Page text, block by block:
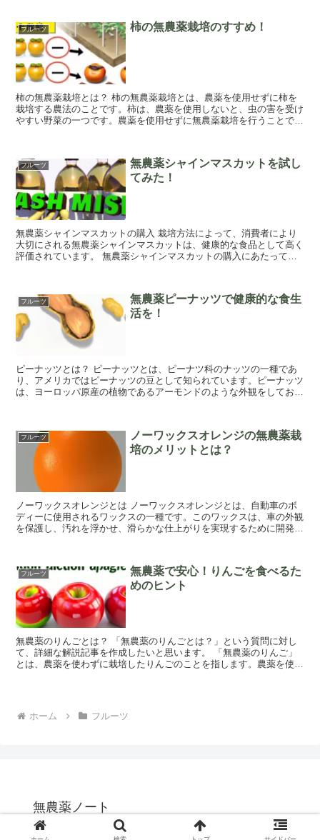
フルーツ 柿の無農薬栽培のすすめ！
柿の無農薬栽培とは？ 柿の無農薬栽培とは、農薬を使用せずに柿を
栽培する農法のことです。柿は、農薬を使用しないと、虫の害を受け
やすい野菜の一つです。農薬を使用せずに無農薬栽培を行うことで、
フルーツ
無農薬シャインマスカットを試し
てみた！
無農薬シャインマスカットの購入 栽培方法によって、消費者により
大切にされる無農薬シャインマスカットは、健康的な食品として高く
評価されています。 無農薬シャインマスカットの購入にあたって
フルーツ
無農薬ピーナッツで健康的な食生
活を！
ピーナッツとは？ ピーナッツとは、ピーナツ科のナッツの一種であ
り、アメリカではピーナッツの豆として知られています。ピーナッツ
は、ヨーロッパ原産の植物であるアーモンドのような外観をしてお
フルーツ
ノーワックスオレンジの無農薬栽
培のメリットとは？
ノーワックスオレンジとは ノーワックスオレンジとは、自動車のボ
ディーに使用されるワックスの一種です。このワックスは、車の外観
を保護し、汚れを浮かせ、滑らかな仕上がりを実現するために開発さ
フルーツ
無農薬で安心！りんごを食べるた
めのヒント
無農薬のりんごとは？ 「無農薬のりんごとは？」という質問に対し
て、詳細な解説記事を作成したいと思います。 「無農薬のりんご」
とは、農薬を使わずに栽培したりんごのことを指します。農薬を使わ
ホーム フルーツ
無農薬ノート
© 2023 無農薬ノート.